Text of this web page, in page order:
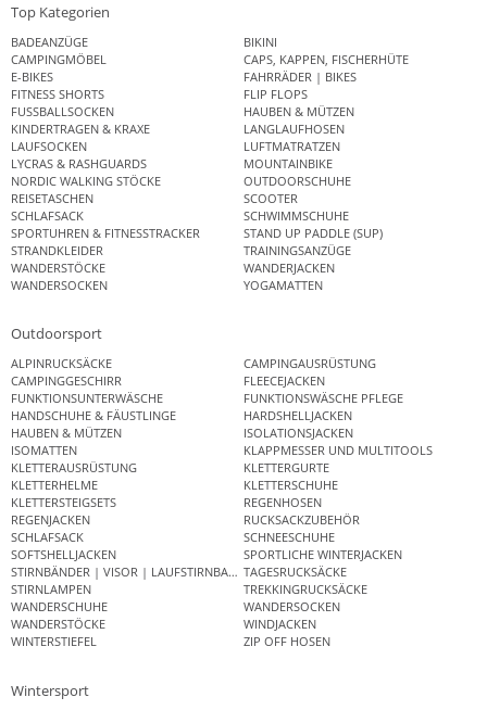
Top Kategorien
BADEANZÜGE
BIKINI
CAMPINGMÖBEL
CAPS, KAPPEN, FISCHERHÜTE
E-BIKES
FAHRRÄDER | BIKES
FITNESS SHORTS
FLIP FLOPS
FUSSBALLSOCKEN
HAUBEN & MÜTZEN
KINDERTRAGEN & KRAXE
LANGLAUFHOSEN
LAUFSOCKEN
LUFTMATRATZEN
LYCRAS & RASHGUARDS
MOUNTAINBIKE
NORDIC WALKING STÖCKE
OUTDOORSCHUHE
REISETASCHEN
SCOOTER
SCHLAFSACK
SCHWIMMSCHUHE
SPORTUHREN & FITNESSTRACKER
STAND UP PADDLE (SUP)
STRANDKLEIDER
TRAININGSANZÜGE
WANDERSTÖCKE
WANDERJACKEN
WANDERSOCKEN
YOGAMATTEN
Outdoorsport
ALPINRUCKSÄCKE
CAMPINGAUSRÜSTUNG
CAMPINGGESCHIRR
FLEECEJACKEN
FUNKTIONSUNTERWÄSCHE
FUNKTIONSWÄSCHE PFLEGE
HANDSCHUHE & FÄUSTLINGE
HARDSHELLJACKEN
HAUBEN & MÜTZEN
ISOLATIONSJACKEN
ISOMATTEN
KLAPPMESSER UND MULTITOOLS
KLETTERAUSRÜSTUNG
KLETTERGURTE
KLETTERHELME
KLETTERSCHUHE
KLETTERSTEIGSETS
REGENHOSEN
REGENJACKEN
RUCKSACKZUBEHÖR
SCHLAFSACK
SCHNEESCHUHE
SOFTSHELLJACKEN
SPORTLICHE WINTERJACKEN
STIRNBÄNDER | VISOR | LAUFSTIRNBANDTAGESRUCKSÄCKE
STIRNLAMPEN
TREKKINGRUCKSÄCKE
WANDERSCHUHE
WANDERSOCKEN
WANDERSTÖCKE
WINDJACKEN
WINTERSTIEFEL
ZIP OFF HOSEN
Wintersport